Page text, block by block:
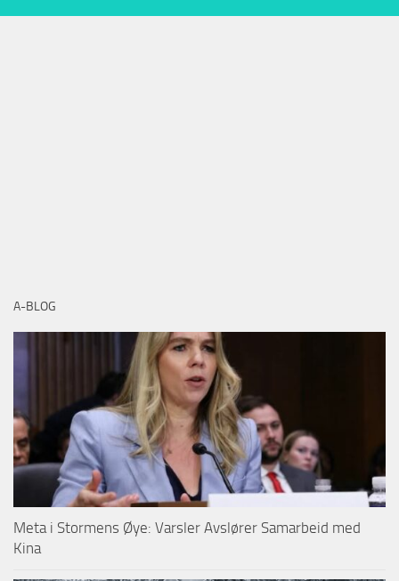
A-BLOG
Meta i Stormens Øye: Varsler Avslører Samarbeid med
Kina